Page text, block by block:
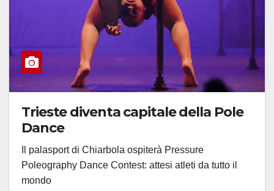
Trieste diventa capitale della Pole
Dance
Il palasport di Chiarbola ospiterà Pressure
Poleography Dance Contest: attesi atleti da tutto il
mondo